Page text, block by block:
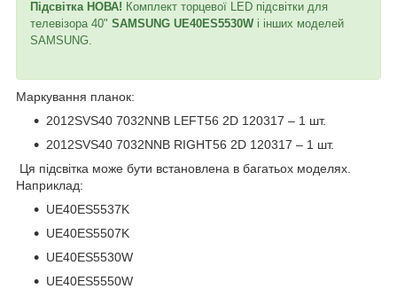
Підсвітка НОВА! Комплект торцевої LED підсвітки для
телевізора 40" SAMSUNG UE40ES5530W і інших моделей
SAMSUNG.
Маркування планок:
2012SVS40 7032NNB LEFT56 2D 120317 – 1 шт.
2012SVS40 7032NNB RIGHT56 2D 120317 – 1 шт.
Ця підсвітка може бути встановлена в багатьох моделях.
Наприклад:
UE40ES5537K
UE40ES5507K
UE40ES5530W
UE40ES5550W